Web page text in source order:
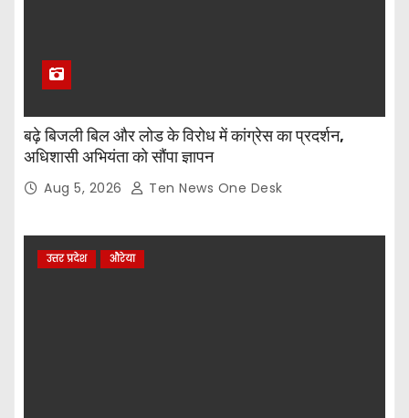
बढ़े बिजली बिल और लोड के विरोध में कांग्रेस का प्रदर्शन,
अधिशासी अभियंता को सौंपा ज्ञापन
Aug 5, 2026 Ten News One Desk
उत्तर प्रदेश औरेया